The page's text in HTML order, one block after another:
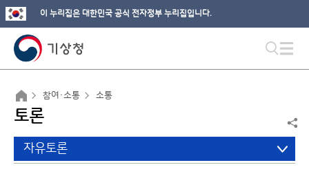
이 누리집은 대한민국 공식 전자정부 누리집입니다.
참여·소통 소통
토론
자유토론